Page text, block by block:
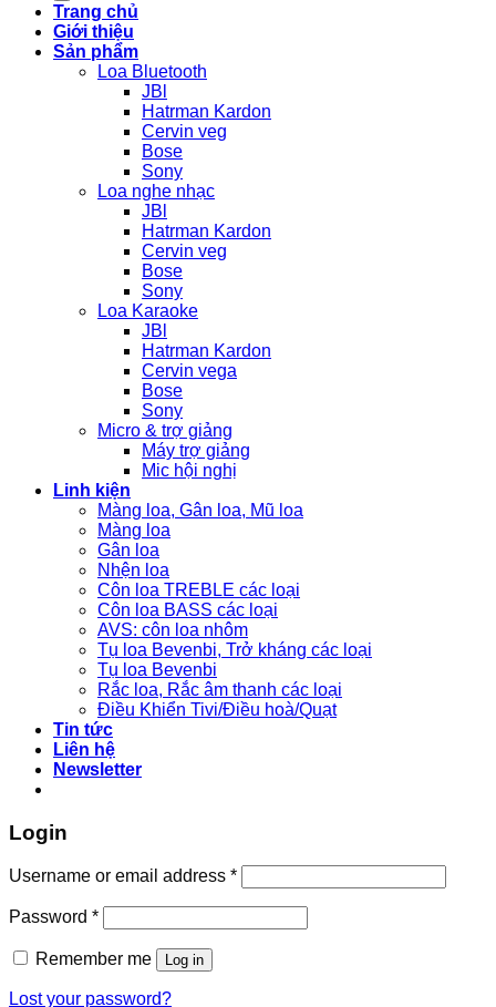
Trang chủ
Giới thiệu
Sản phẩm
Loa Bluetooth
JBl
Hatrman Kardon
Cervin veg
Bose
Sony
Loa nghe nhạc
JBl
Hatrman Kardon
Cervin veg
Bose
Sony
Loa Karaoke
JBl
Hatrman Kardon
Cervin vega
Bose
Sony
Micro & trợ giảng
Máy trợ giảng
Mic hội nghị
Linh kiện
Màng loa, Gân loa, Mũ loa
Màng loa
Gân loa
Nhện loa
Côn loa TREBLE các loại
Côn loa BASS các loại
AVS: côn loa nhôm
Tụ loa Bevenbi, Trở kháng các loại
Tụ loa Bevenbi
Rắc loa, Rắc âm thanh các loại
Điều Khiển Tivi/Điều hoà/Quạt
Tin tức
Liên hệ
Newsletter
Login
Username or email address *
Password *
Remember me Log in
Lost your password?